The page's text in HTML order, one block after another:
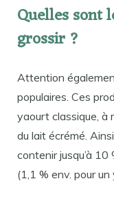
Quelles sont
grossir ?
Attention
populaires. Ces
yaourt classique, à
du lait écrémé.
contenir jusqu’à
(1,1 % env. pour un